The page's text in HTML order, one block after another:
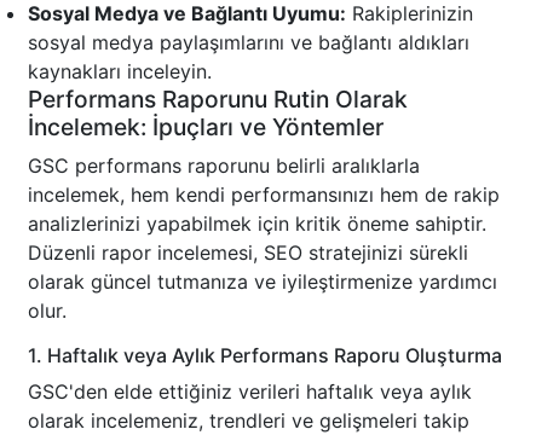
Sosyal Medya ve Bağlantı Uyumu: Rakiplerinizin
sosyal medya paylaşımlarını ve bağlantı aldıkları
kaynakları inceleyin.
Performans Raporunu Rutin Olarak
İncelemek: İpuçları ve Yöntemler
GSC performans raporunu belirli aralıklarla
incelemek, hem kendi performansınızı hem de rakip
analizlerinizi yapabilmek için kritik öneme sahiptir.
Düzenli rapor incelemesi, SEO stratejinizi sürekli
olarak güncel tutmanıza ve iyileştirmenize yardımcı
olur.
1. Haftalık veya Aylık Performans Raporu Oluşturma
GSC'den elde ettiğiniz verileri haftalık veya aylık
olarak incelemeniz, trendleri ve gelişmeleri takip